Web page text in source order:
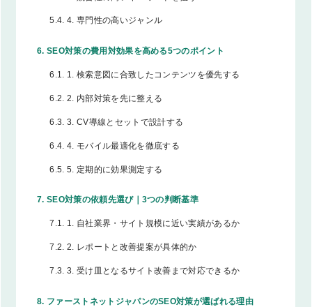
5.4. 4. 専門性の高いジャンル
6. SEO対策の費用対効果を高める5つのポイント
6.1. 1. 検索意図に合致したコンテンツを優先する
6.2. 2. 内部対策を先に整える
6.3. 3. CV導線とセットで設計する
6.4. 4. モバイル最適化を徹底する
6.5. 5. 定期的に効果測定する
7. SEO対策の依頼先選び｜3つの判断基準
7.1. 1. 自社業界・サイト規模に近い実績があるか
7.2. 2. レポートと改善提案が具体的か
7.3. 3. 受け皿となるサイト改善まで対応できるか
8. ファーストネットジャパンのSEO対策が選ばれる理由